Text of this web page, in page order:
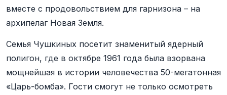
вместе с продовольствием для гарнизона – на
архипелаг Новая Земля.
Семья Чушкиных посетит знаменитый ядерный
полигон, где в октябре 1961 года была взорвана
мощнейшая в истории человечества 50-мегатонная
«Царь-бомба». Гости смогут не только осмотреть